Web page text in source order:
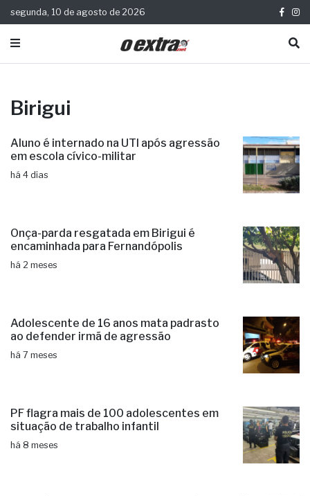
segunda, 10 de agosto de 2026
Birigui
Aluno é internado na UTI após agressão
em escola cívico-militar
há 4 dias
Onça-parda resgatada em Birigui é
encaminhada para Fernandópolis
há 2 meses
Adolescente de 16 anos mata padrasto
ao defender irmã de agressão
há 7 meses
PF flagra mais de 100 adolescentes em
situação de trabalho infantil
há 8 meses